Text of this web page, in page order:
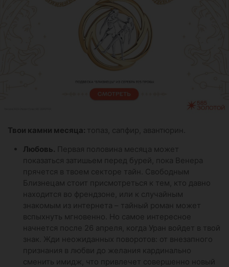
Твои камни месяца: топаз, сапфир, авантюрин.
Любовь. Первая половина месяца может
показаться затишьем перед бурей, пока Венера
прячется в твоем секторе тайн. Свободным
Близнецам стоит присмотреться к тем, кто давно
находится во френдзоне, или к случайным
знакомым из интернета – тайный роман может
вспыхнуть мгновенно. Но самое интересное
начнется после 26 апреля, когда Уран войдет в твой
знак. Жди неожиданных поворотов: от внезапного
признания в любви до желания кардинально
сменить имидж, что привлечет совершенно новый